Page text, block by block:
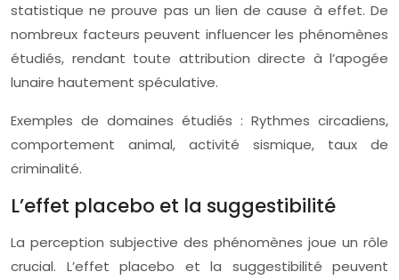
statistique ne prouve pas un lien de cause à effet. De
nombreux facteurs peuvent influencer les phénomènes
étudiés, rendant toute attribution directe à l’apogée
lunaire hautement spéculative.
Exemples de domaines étudiés : Rythmes circadiens,
comportement animal, activité sismique, taux de
criminalité.
L’effet placebo et la suggestibilité
La perception subjective des phénomènes joue un rôle
crucial. L’effet placebo et la suggestibilité peuvent